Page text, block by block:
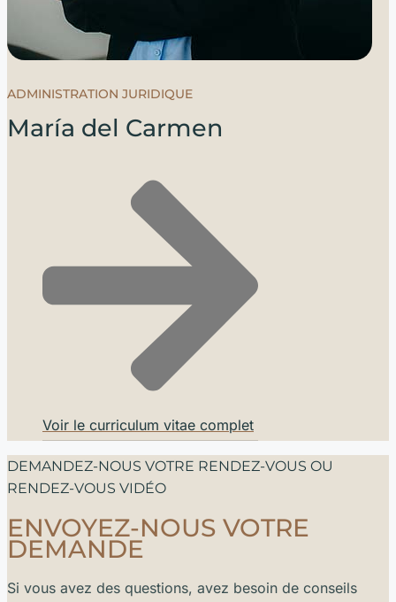
ADMINISTRATION JURIDIQUE
María del Carmen
Voir le curriculum vitae complet
DEMANDEZ-NOUS VOTRE RENDEZ-VOUS OU
RENDEZ-VOUS VIDÉO
ENVOYEZ-NOUS VOTRE
DEMANDE
Si vous avez des questions, avez besoin de conseils